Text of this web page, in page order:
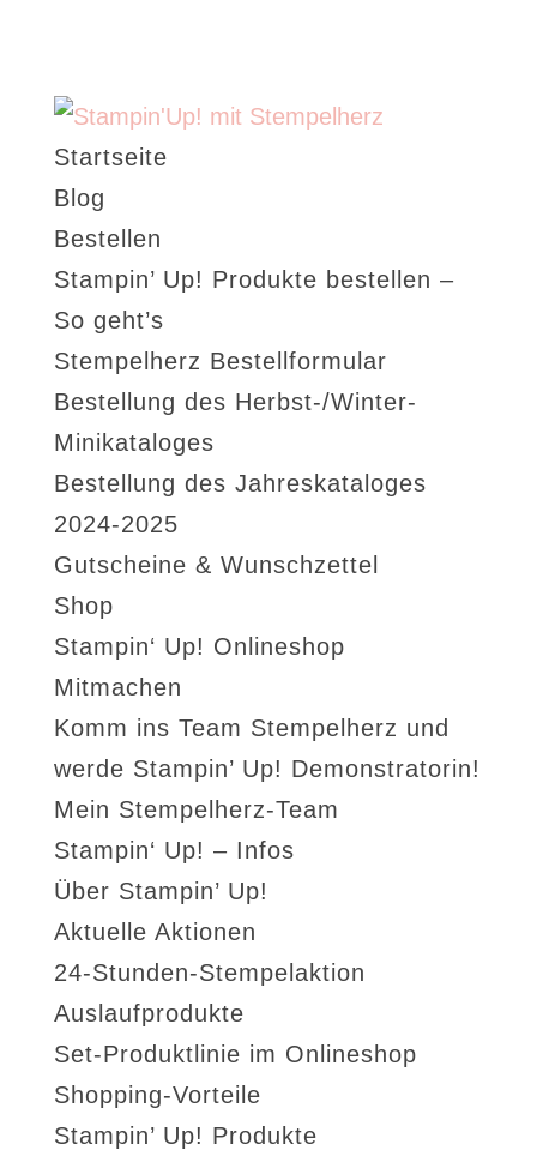
Startseite
Blog
Bestellen
Stampin’ Up! Produkte bestellen –
So geht’s
Stempelherz Bestellformular
Bestellung des Herbst-/Winter-
Minikataloges
Bestellung des Jahreskataloges
2024-2025
Gutscheine & Wunschzettel
Shop
Stampin‘ Up! Onlineshop
Mitmachen
Komm ins Team Stempelherz und
werde Stampin’ Up! Demonstratorin!
Mein Stempelherz-Team
Stampin‘ Up! – Infos
Über Stampin’ Up!
Aktuelle Aktionen
24-Stunden-Stempelaktion
Auslaufprodukte
Set-Produktlinie im Onlineshop
Shopping-Vorteile
Stampin’ Up! Produkte